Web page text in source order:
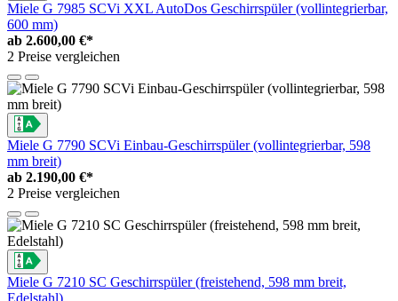
Miele G 7985 SCVi XXL AutoDos Geschirrspüler (vollintegrierbar,
600 mm)
ab 2.600,00 €*
2 Preise vergleichen
Miele G 7790 SCVi Einbau-Geschirrspüler (vollintegrierbar, 598
mm breit)
ab 2.190,00 €*
2 Preise vergleichen
Miele G 7210 SC Geschirrspüler (freistehend, 598 mm breit,
Edelstahl)